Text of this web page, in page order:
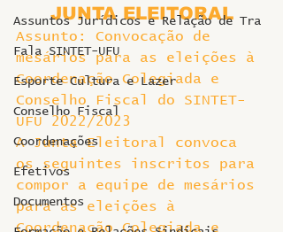
Assuntos Jurídicos e Relação de Tra
Fala SINTET-UFU
Esporte Cultura e Lazer
Conselho Fiscal
Coordenações
Efetivos
Documentos
JUNTA ELEITORAL
Assunto: Convocação de
mesários para as eleições à
Coordenação Colegiada e
Conselho Fiscal do SINTET-
UFU 2022/2023
A Junta Eleitoral convoca
os seguintes inscritos para
compor a equipe de mesários
para as eleições à
Coordenação Colegiada e